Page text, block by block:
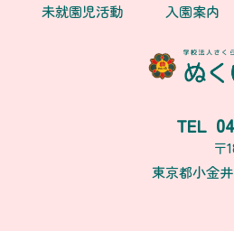
未就園児活動 入園案内
TEL
〒
東京都小金